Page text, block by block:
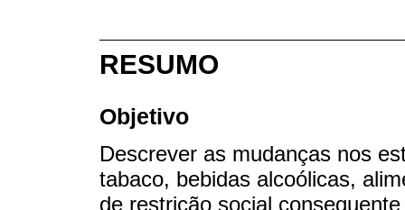
RESUMO
Objetivo
Descrever as mudanças nos
tabaco, bebidas alcoólicas,
de restrição social